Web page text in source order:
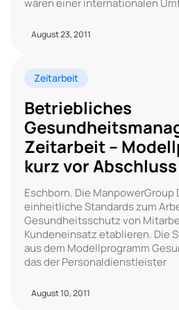
August 23, 2011
Zeitarbeit
Betriebliches
Zeitarbeit –
kurz vor Abschluss
Eschborn. Die
einheitliche Standards zum
Gesundheitsschutz von
Kundeneinsatz etablieren. Die
aus dem Modellprogramm
das der Personaldienstleister
August 10, 2011